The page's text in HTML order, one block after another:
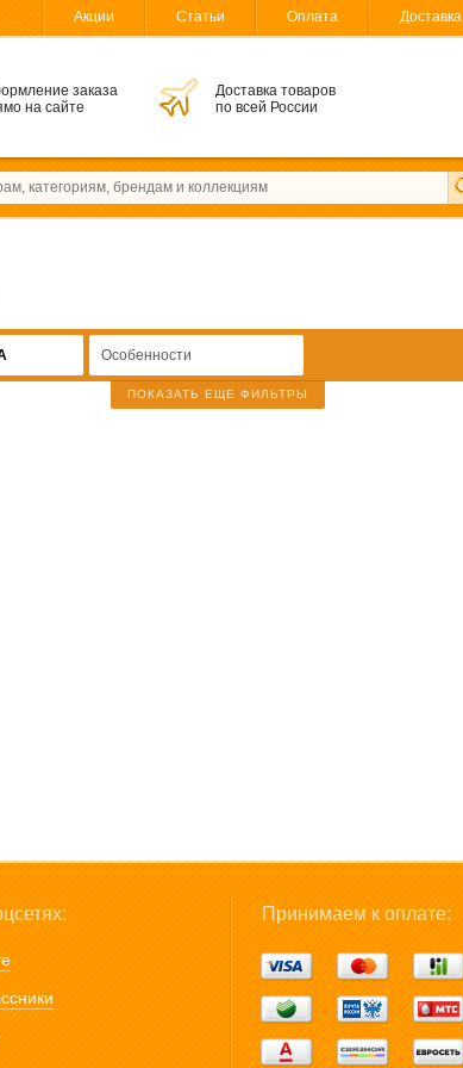
Акции Статьи Оплата Доставка
заказа
на сайте
Доставка товаров
по всей России
Особенности
ПОКАЗАТЬ ЕЩЕ ФИЛЬТРЫ
Принимаем к оплате: